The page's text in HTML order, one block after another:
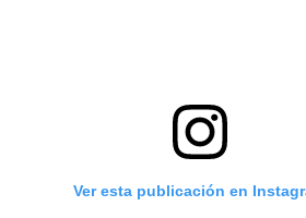
Ver esta publicación en